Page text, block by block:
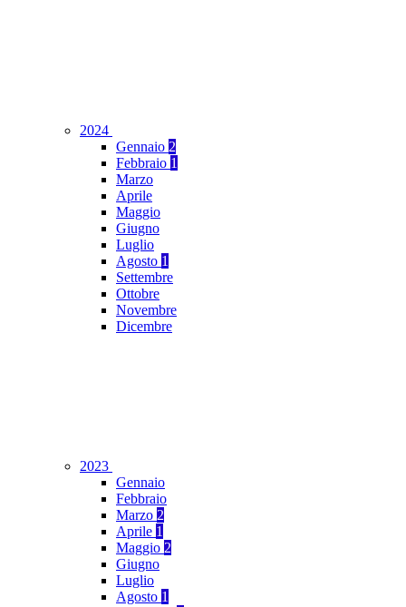
2024
Gennaio 2
Febbraio 1
Marzo
Aprile
Maggio
Giugno
Luglio
Agosto 1
Settembre
Ottobre
Novembre
Dicembre
2023
Gennaio
Febbraio
Marzo 2
Aprile 1
Maggio 2
Giugno
Luglio
Agosto 1